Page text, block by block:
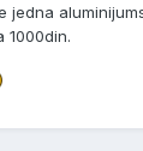
jedna
1000din.